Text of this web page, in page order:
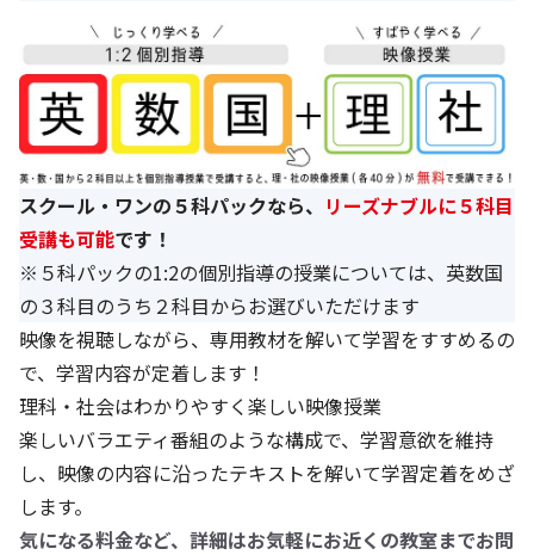
スクール・ワンの５科パックなら、 リーズナブルに５科目
受講も可能です！
※５科パックの1:2の個別指導の授業については、英数国
の３科目のうち２科目からお選びいただけます
映像を視聴しながら、専用教材を解いて学習をすすめるの
で、学習内容が定着します！
理科・社会はわかりやすく楽しい映像授業
楽しいバラエティ番組のような構成で、学習意欲を維持
し、映像の内容に沿ったテキストを解いて学習定着をめざ
します。
気になる料金など、詳細はお気軽にお近くの教室までお問